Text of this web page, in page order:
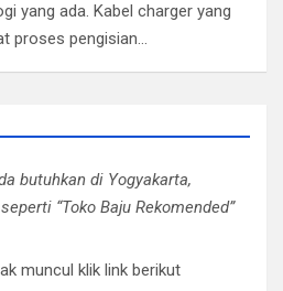
yang ada. Kabel charger yang
proses pengisian…
butuhkan di Yogyakarta,
“Toko Baju Rekomended”
muncul klik link berikut